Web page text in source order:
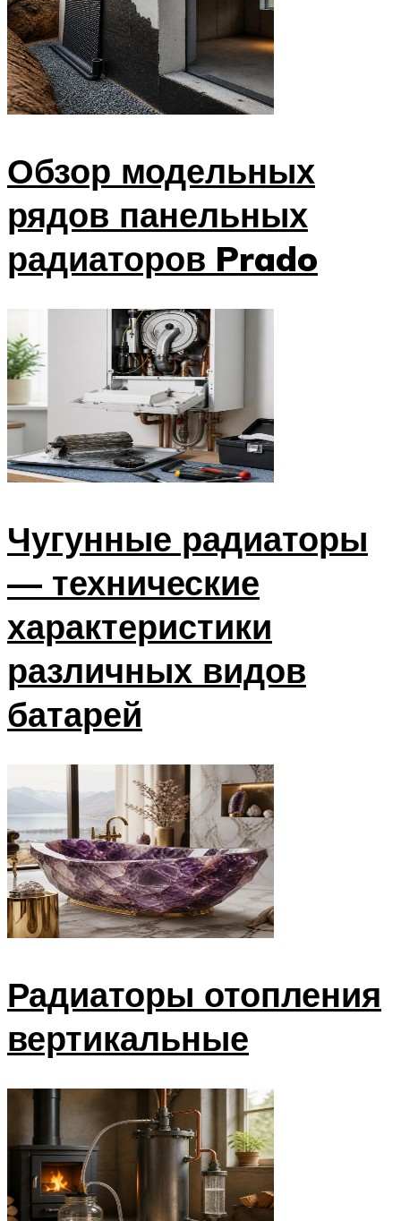
Обзор модельных
рядов панельных
радиаторов Prado
Чугунные радиаторы
— технические
характеристики
различных видов
батарей
Радиаторы отопления
вертикальные